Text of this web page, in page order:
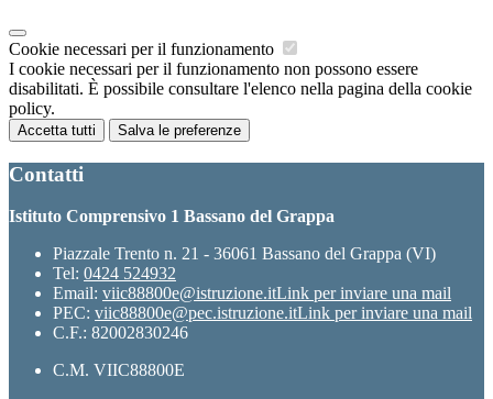
Cookie necessari per il funzionamento
I cookie necessari per il funzionamento non possono essere
disabilitati. È possibile consultare l'elenco nella pagina della cookie
policy.
Accetta tutti Salva le preferenze
Contatti
Istituto Comprensivo 1 Bassano del Grappa
Piazzale Trento n. 21 - 36061 Bassano del Grappa (VI)
Tel: 0424 524932
Email: viic88800e@istruzione.itLink per inviare una mail
PEC: viic88800e@pec.istruzione.itLink per inviare una mail
C.F.: 82002830246
C.M. VIIC88800E